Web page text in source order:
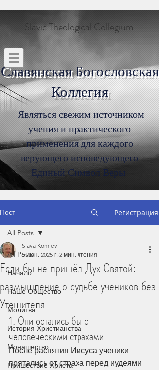
Slavic Theological Collegium
Славянская Богословская
Коллегия
Являться свежим источником
учения и практического
применения для каждого
верующего исповедующего
Единый Символ Веры
Пост Регистрация
All Posts
Начало
Наше Общество
Молитва
История Христианства
Монашество
Пришествие Христа
All Posts
Если бы не пришёл Дух Святой:
размышление о судьбе учеников без
Утешителя
Slava Komlev
5 июн. 2025 г. 2 мин. чтения
1. Они остались бы с
человеческими страхами
После распятия Иисуса ученики
прятались от страха перед иудеями